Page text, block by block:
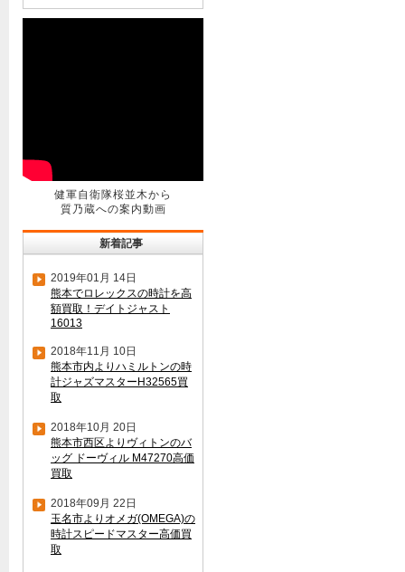
健軍自衛隊桜並木から
質乃蔵への案内動画
新着記事
2019年01月 14日
熊本でロレックスの時計を高
額買取！デイトジャスト
16013
2018年11月 10日
熊本市内よりハミルトンの時
計ジャズマスターH32565買
取
2018年10月 20日
熊本市西区よりヴィトンのバ
ッグ ドーヴィル M47270高価
買取
2018年09月 22日
玉名市よりオメガ(OMEGA)の
時計スピードマスター高価買
取